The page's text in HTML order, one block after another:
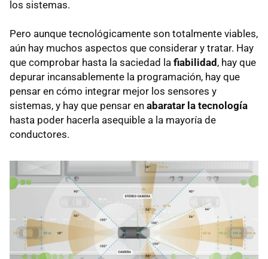
los sistemas.
Pero aunque tecnológicamente son totalmente viables,
aún hay muchos aspectos que considerar y tratar. Hay
que comprobar hasta la saciedad la fiabilidad, hay que
depurar incansablemente la programación, hay que
pensar en cómo integrar mejor los sensores y
sistemas, y hay que pensar en abaratar la tecnología
hasta poder hacerla asequible a la mayoría de
conductores.